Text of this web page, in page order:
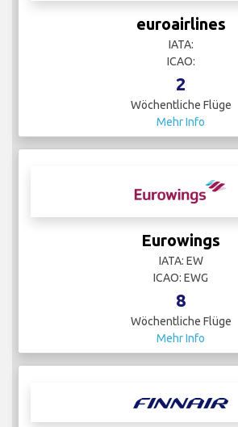
euroairlines
IATA:
ICAO:
2
Wöchentliche Flüge
Mehr Info
Eurowings
IATA: EW
ICAO: EWG
8
Wöchentliche Flüge
Mehr Info